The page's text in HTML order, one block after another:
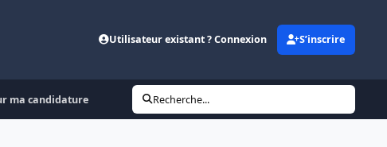
Utilisateur existant ? Connexion S’inscrire
ma candidature Recherche...